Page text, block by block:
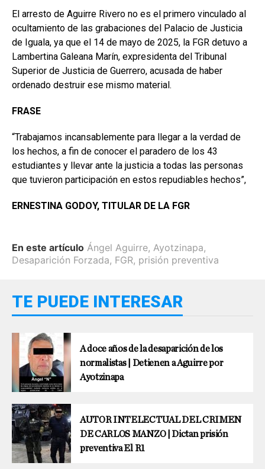
El arresto de Aguirre Rivero no es el primero vinculado al
ocultamiento de las grabaciones del Palacio de Justicia
de Iguala, ya que el 14 de mayo de 2025, la FGR detuvo a
Lambertina Galeana Marín, expresidenta del Tribunal
Superior de Justicia de Guerrero, acusada de haber
ordenado destruir ese mismo material.
FRASE
“Trabajamos incansablemente para llegar a la verdad de
los hechos, a fin de conocer el paradero de los 43
estudiantes y llevar ante la justicia a todas las personas
que tuvieron participación en estos repudiables hechos”,
ERNESTINA GODOY, TITULAR DE LA FGR
En este artículo Ángel Aguirre, Ayotzinapa,
Desaparición Forzada, FGR, prisión preventiva
TE PUEDE INTERESAR
A doce años de la desaparición de los
normalistas | Detienen a Aguirre por
Ayotzinapa
AUTOR INTELECTUAL DEL CRIMEN
DE CARLOS MANZO | Dictan prisión
preventiva El R1